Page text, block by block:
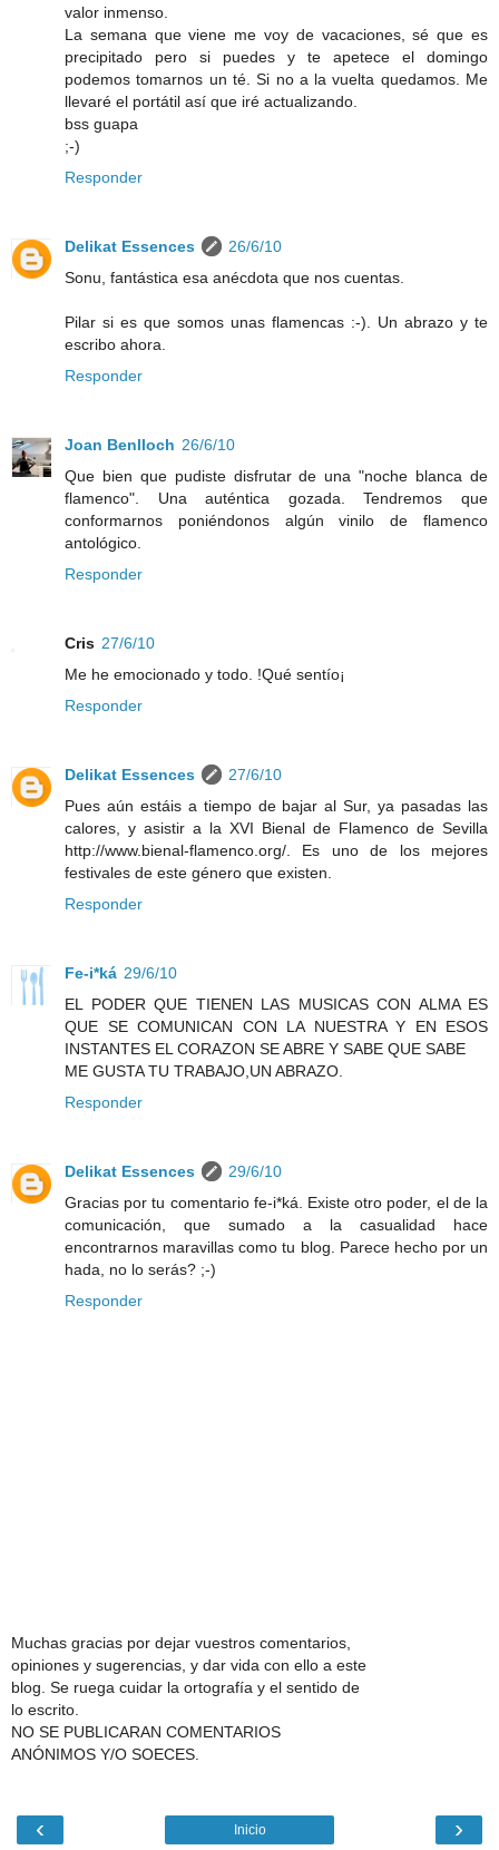
valor inmenso.
La semana que viene me voy de vacaciones, sé que es
precipitado pero si puedes y te apetece el domingo
podemos tomarnos un té. Si no a la vuelta quedamos. Me
llevaré el portátil así que iré actualizando.
bss guapa
;-)
Responder
Delikat Essences
26/6/10
Sonu, fantástica esa anécdota que nos cuentas.
Pilar si es que somos unas flamencas :-). Un abrazo y te
escribo ahora.
Responder
Joan Benlloch 26/6/10
Que bien que pudiste disfrutar de una "noche blanca de
flamenco". Una auténtica gozada. Tendremos que
conformarnos poniéndonos algún vinilo de flamenco
antológico.
Responder
Cris 27/6/10
Me he emocionado y todo. !Qué sentío¡
Responder
Delikat Essences
27/6/10
Pues aún estáis a tiempo de bajar al Sur, ya pasadas las
calores, y asistir a la XVI Bienal de Flamenco de Sevilla
http://www.bienal-flamenco.org/. Es uno de los mejores
festivales de este género que existen.
Responder
Fe-i*ká 29/6/10
EL PODER QUE TIENEN LAS MUSICAS CON ALMA ES
QUE SE COMUNICAN CON LA NUESTRA Y EN ESOS
INSTANTES EL CORAZON SE ABRE Y SABE QUE SABE
ME GUSTA TU TRABAJO,UN ABRAZO.
Responder
Delikat Essences
29/6/10
Gracias por tu comentario fe-i*ká. Existe otro poder, el de la
comunicación, que sumado a la casualidad hace
encontrarnos maravillas como tu blog. Parece hecho por un
hada, no lo serás? ;-)
Responder
Muchas gracias por dejar vuestros comentarios,
opiniones y sugerencias, y dar vida con ello a este
blog. Se ruega cuidar la ortografía y el sentido de
lo escrito.
NO SE PUBLICARAN COMENTARIOS
ANÓNIMOS Y/O SOECES.
‹ ›
Inicio